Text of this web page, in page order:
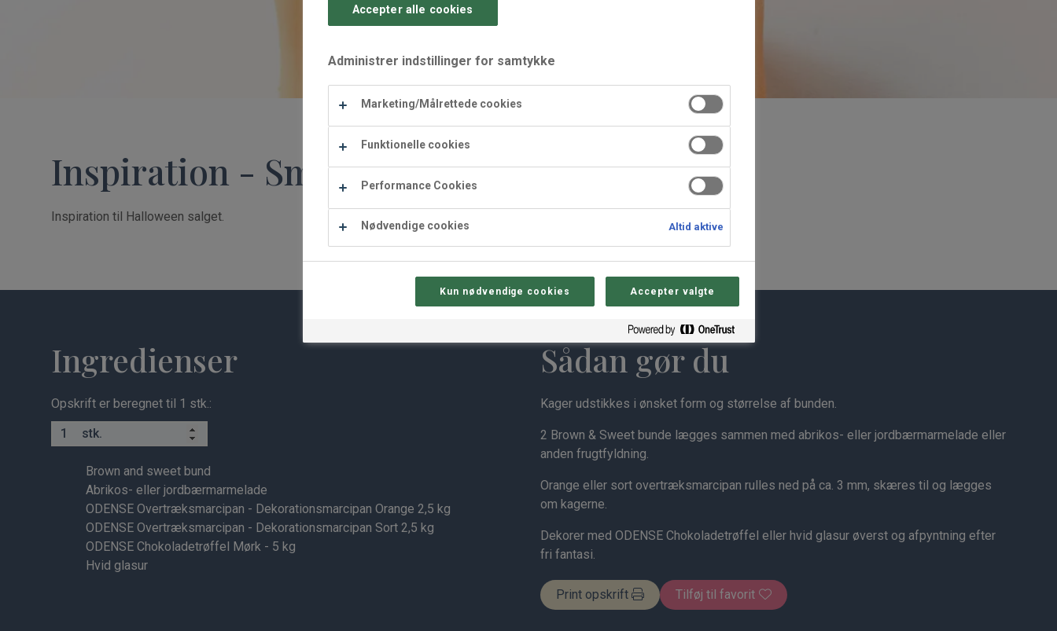
Inspiration - Små Halloween kager
Inspiration til Halloween salget.
Ingredienser
Opskrift er beregnet til 1 stk.:
stk.
Brown and sweet bund
Abrikos- eller jordbærmarmelade
ODENSE Overtræksmarcipan - Dekorationsmarcipan Orange 2,5 kg
ODENSE Overtræksmarcipan - Dekorationsmarcipan Sort 2,5 kg
ODENSE Chokoladetrøffel Mørk - 5 kg
Hvid glasur
Sådan gør du
Kager udstikkes i ønsket form og størrelse af bunden.
2 Brown & Sweet bunde lægges sammen med abrikos- eller jordbærmarmelade eller
anden frugtfyldning.
Orange eller sort overtræksmarcipan rulles ned på ca. 3 mm, skæres til og lægges
om kagerne.
Dekorer med ODENSE Chokoladetrøffel eller hvid glasur øverst og afpyntning efter
fri fantasi.
Print opskrift Tilføj til favorit
Accepter alle cookies
Administrer indstillinger for samtykke
Marketing/Målrettede cookies
Funktionelle cookies
Performance Cookies
Nødvendige cookies Altid aktive
Kun nødvendige cookies Accepter valgte